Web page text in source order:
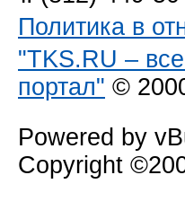
Политика в
"TKS.RU –
портал" ©
Powered by
Copyright